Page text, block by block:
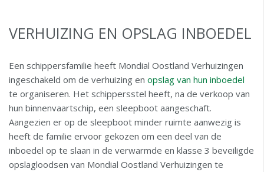
VERHUIZING EN OPSLAG INBOEDEL
Een schippersfamilie heeft Mondial Oostland Verhuizingen
ingeschakeld om de verhuizing en opslag van hun inboedel
te organiseren. Het schippersstel heeft, na de verkoop van
hun binnenvaartschip, een sleepboot aangeschaft.
Aangezien er op de sleepboot minder ruimte aanwezig is
heeft de familie ervoor gekozen om een deel van de
inboedel op te slaan in de verwarmde en klasse 3 beveiligde
opslagloodsen van Mondial Oostland Verhuizingen te